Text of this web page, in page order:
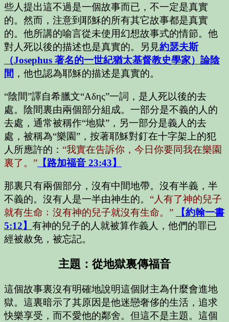
些人提出這不過是一個故事而已，不一定是真實
的。然而，注意到耶穌的所有其它故事都是真實
的。他所講的喻言從未使用幻想故事式的情節。他
對人死以後的描述也是真實的。另見約瑟夫斯
（Josephus 著名的一世紀猶太基督教史學家）論陰
間 ， 他也認為耶穌的描述是真實的。
“陰間”譯自希臘文“Αδης”一詞，是人死以後的去
處。陰間裏由兩個部分組成。一部分是不義的人的
去處，通常被稱作“地獄”，另一部分是義人的去
處，被稱為“樂園”，按著耶穌對釘在十字架上的犯
人所應許的： “我實在告訴你，今日你要同我在樂園
裏了。” 【路加福音 23:43】
那裏只有兩個部分，沒有中間地帶。沒有半義，半
不義的。沒有人是一半由神生的。 “人有了神的兒子
就有生命﹔沒有神的兒子就沒有生命。”
【約翰一書
5:12】 有神的兒子的人就被算作義人，他們的罪已
經被赦免，被忘記。
主題：從地獄裏傳福音
這個故事裏沒有明確地說明這個財主為什麼會進地
獄。這裏暗示了其原因是他迷戀奢侈的生活，追求
快樂享受，而不愛他的鄰舍。但這不是主題。這個